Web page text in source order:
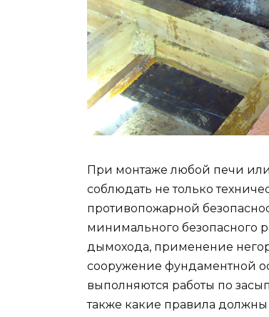
При монтаже любой печи или
соблюдать не только
противопожарной
минимального безопасного
дымохода, применение
сооружение фундаментной
выполняются работы по
также какие правила